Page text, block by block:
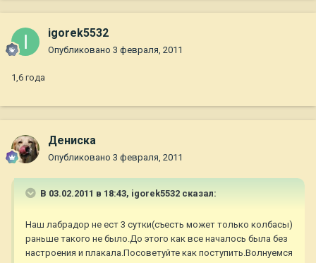
igorek5532
Опубликовано 3 февраля, 2011
1,6 года
Дениска
Опубликовано 3 февраля, 2011
В 03.02.2011 в 18:43, igorek5532 сказал:
Наш лабрадор не ест 3 сутки(съесть может только колбасы)
раньше такого не было.До этого как все началось была без
настроения и плакала.Посоветуйте как поступить.Волнуемся